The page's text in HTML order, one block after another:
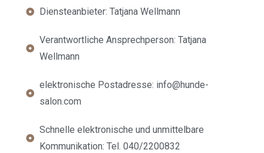
Diensteanbieter: Tatjana Wellmann
Verantwortliche Ansprechperson: Tatjana
Wellmann
elektronische Postadresse: info@hunde-
salon.com
Schnelle elektronische und unmittelbare
Kommunikation: Tel. 040/2200832